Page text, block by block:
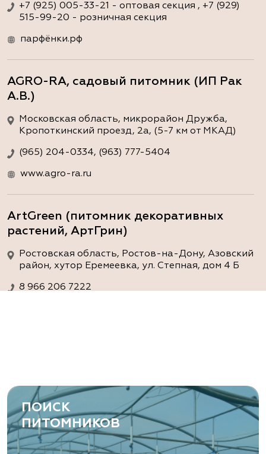
+7 (925) 005-33-21 - оптовая секция , +7 (929)
515-99-20 - розничная секция
парфёнки.рф
AGRO-RA, садовый питомник (ИП Рак
А.В.)
Московская область, микрорайон Дружба,
Кропоткинский проезд, 2а, (5-7 км от МКАД)
(965) 204-0334, (963) 777-5404
www.agro-ra.ru
ArtGreen (питомник декоративных
растений, АртГрин)
Ростовская область, Ростов-на-Дону, Азовский
район, хутор Еремеевка, ул. Степная, дом 4 Б
8 966 206 7222
Ростовская область, Ростов-на-Дону,
Левобережная ул, дом № 37
8 966 206 7222
www.art-green.ru
ПОИСК
ПИТОМНИКОВ